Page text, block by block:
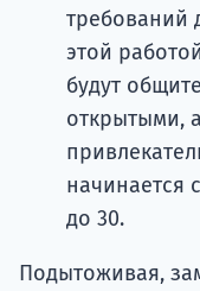
требований
этой
будут
открытыми,
начинается
до 30.
Подытоживая,